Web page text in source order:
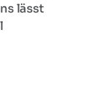
lässt